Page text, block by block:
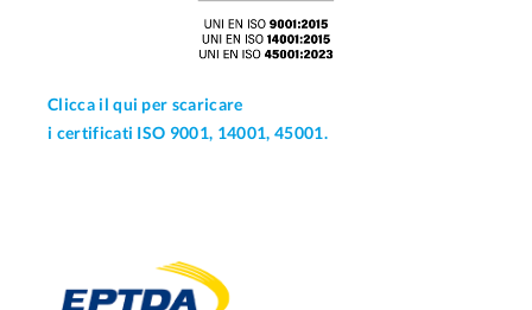
Clicca il qui per scaricare
i certificati ISO 9001, 14001, 45001.